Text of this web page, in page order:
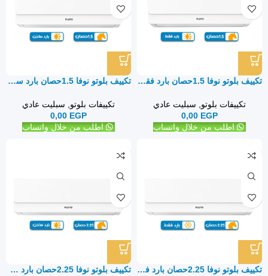
تكييف بلوتو نوفا 1.5حصان بارد فقط – سبليت
تكييفات بلوتو
سبليت عادي
0,00 EGP
اطلب من خلال واتساب
تكييف بلوتو نوفا 1.5حصان بارد ساخن – سبليت
تكييفات بلوتو
سبليت عادي
0,00 EGP
اطلب من خلال واتساب
تكييف بلوتو نوفا 2.25حصان بارد فقط – سبليت تكييف بلوتو نوفا 2.25حصان بارد ساخن – سبليت